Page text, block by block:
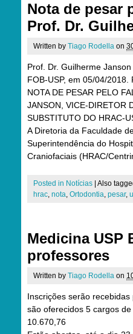
Nota de pesar
Prof. Dr.
Written by Tiago Rodella on
Prof. Dr. Guilherme
FOB-USP, em 05/04/
NOTA DE PESAR PELO
JANSON, VICE-DIRETOR
SUBSTITUTO DO HRAC-
A Diretoria da Faculdade
Superintendência do
Craniofaciais (HRAC/
Posted in Notícias Also
hrac, nota, Ortodontia, pesar,
Medicina USP
professores
Written by Tiago Rodella on
Inscrições serão
são oferecidos 5 cargos
10.670,76